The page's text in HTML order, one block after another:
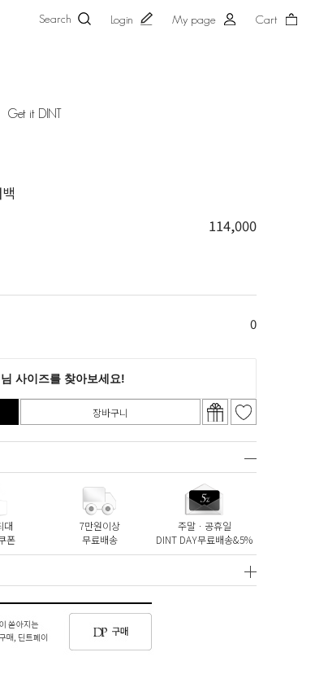
Search Login My page Cart
Get it DINT
114,000
0
장바구니
대
폰
7만원이상
무료배송
주말ㆍ공휴일
DINT DAY무료배송&5%